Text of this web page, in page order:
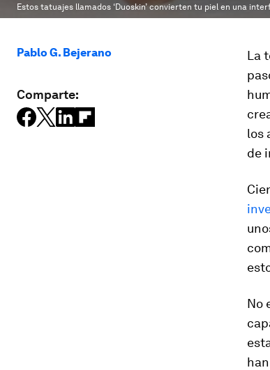
Estos tatuajes llamados ‘Duoskin’ convierten tu piel en una
Pablo G. Bejerano
Comparte:
La
los
de
No